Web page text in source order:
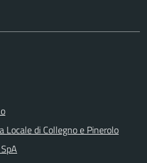
Locale di Collegno e Pinerolo